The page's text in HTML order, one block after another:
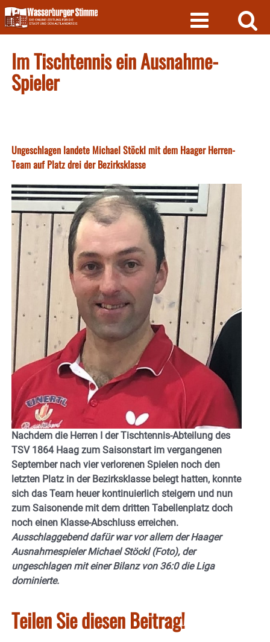
Skip
to
content
Im Tischtennis ein Ausnahme-
Spieler
Ungeschlagen landete Michael Stöckl mit dem Haager Herren-
Team auf Platz drei der Bezirksklasse
Nachdem die Herren I der Tischtennis-Abteilung des
TSV 1864 Haag zum Saisonstart im vergangenen
September nach vier verlorenen Spielen noch den
letzten Platz in der Bezirksklasse belegt hatten, konnte
sich das Team heuer kontinuierlich steigern und nun
zum Saisonende mit dem dritten Tabellenplatz doch
noch einen Klasse-Abschluss erreichen.
Ausschlaggebend dafür war vor allem der Haager
Ausnahmespieler Michael Stöckl (Foto), der
ungeschlagen mit einer Bilanz von 36:0 die Liga
dominierte.
Teilen Sie diesen Beitrag!